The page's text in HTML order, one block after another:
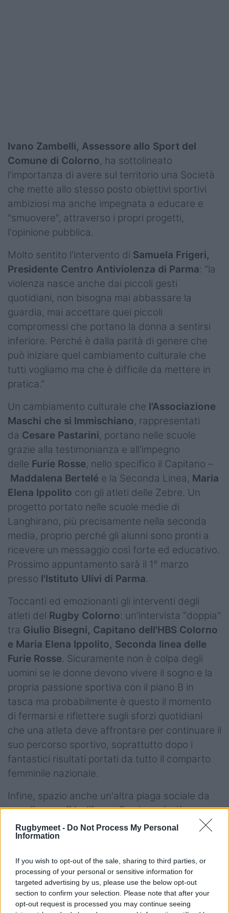
Rugbymeet - Do Not Process My Personal
Information
If you wish to opt-out of the sale, sharing to third parties, or
processing of your personal or sensitive information for
targeted advertising by us, please use the below opt-out
section to confirm your selection. Please note that after your
opt-out request is processed you may continue seeing
Ivano Zambelli, Assessore allo Sport del
Comune di Colorno, ha sottolineato
l'importanza di avere sul territorio una Società
che mette allo stesso posto obiettivi sportivi
ambiziosi ma anche impegnata a educare e
"smuovere", attraverso i propri progetti,
l'opinione pubblica.
Molto sentito l'intervento di Samuela Frigeri,
Presidente Centro Antiviolenza di Parma: "la
violenza nasce anche dai piccoli gesti
quotidiani, non bisogna mai abbassare la
guardia, mai accettare quei piccoli
compromessi che portano la donna a sentirsi
inferiore. Perché è dalla parità di genere che
può iniziare quel cambiamento culturale che
tutti vogliamo ma che è difficile da mettere in
pratica."
Un cambiamento culturale che l'Associazione
Maschi che si Immischiano, rappresentati
da Cesare Pastarini, portano nelle scuole
grazie alla testimonianza e all'impegno
delle Furie Rosse, nello specifico il Capitano –
Maddalena Bertelé e la Seconda Linea, Maria
Elena Ippolito con gli atleti delle Zebre. Un
progetto portato nelle scuole medie di
Langhirano, più precisamente nella seconda
media, proprio perché gli alunni sono pronti a
ricevere un messaggio così forte ed educativo.
Prossimo appuntamento sarà il 1° marzo
presso l'Istituto Ulivi di Parma.
Toccanti ed emozionanti gli interventi degli
atleti del Rugby Colorno: un'intervista "doppia"
tra Giulio Bisegni, Capitano dell'HBS Colorno
e Maria Elena Ippolito, Seconda linea delle
Furie Rosse. Sicuramente non è colpa degli
uomini se le donne devono vivere il sogno e la
propria passione sportiva con il piano B in
tasca ma probabilmente è questo il momento
di fermarsi e riflettere sugli sforzi quotidiani
che una atleta deve affrontare per continuare il
suo percorso sportivo, soprattutto dopo i
fantastici risultati portati da tutto il comparto
femminile nazionale.
Infine, spazio anche un'altra piaga sociale da
sconfiggere:il bullismo. E qui non è più una
questione di genere, perché tocca tutti noi.
L'intervento di
difficile vivere il proprio quotidiano se non
rappresenti quei canoni di bellezza imposti
dalla società virtuale rappresentata anche dai
social media: Gaia, grazie al rugby, ha saputo